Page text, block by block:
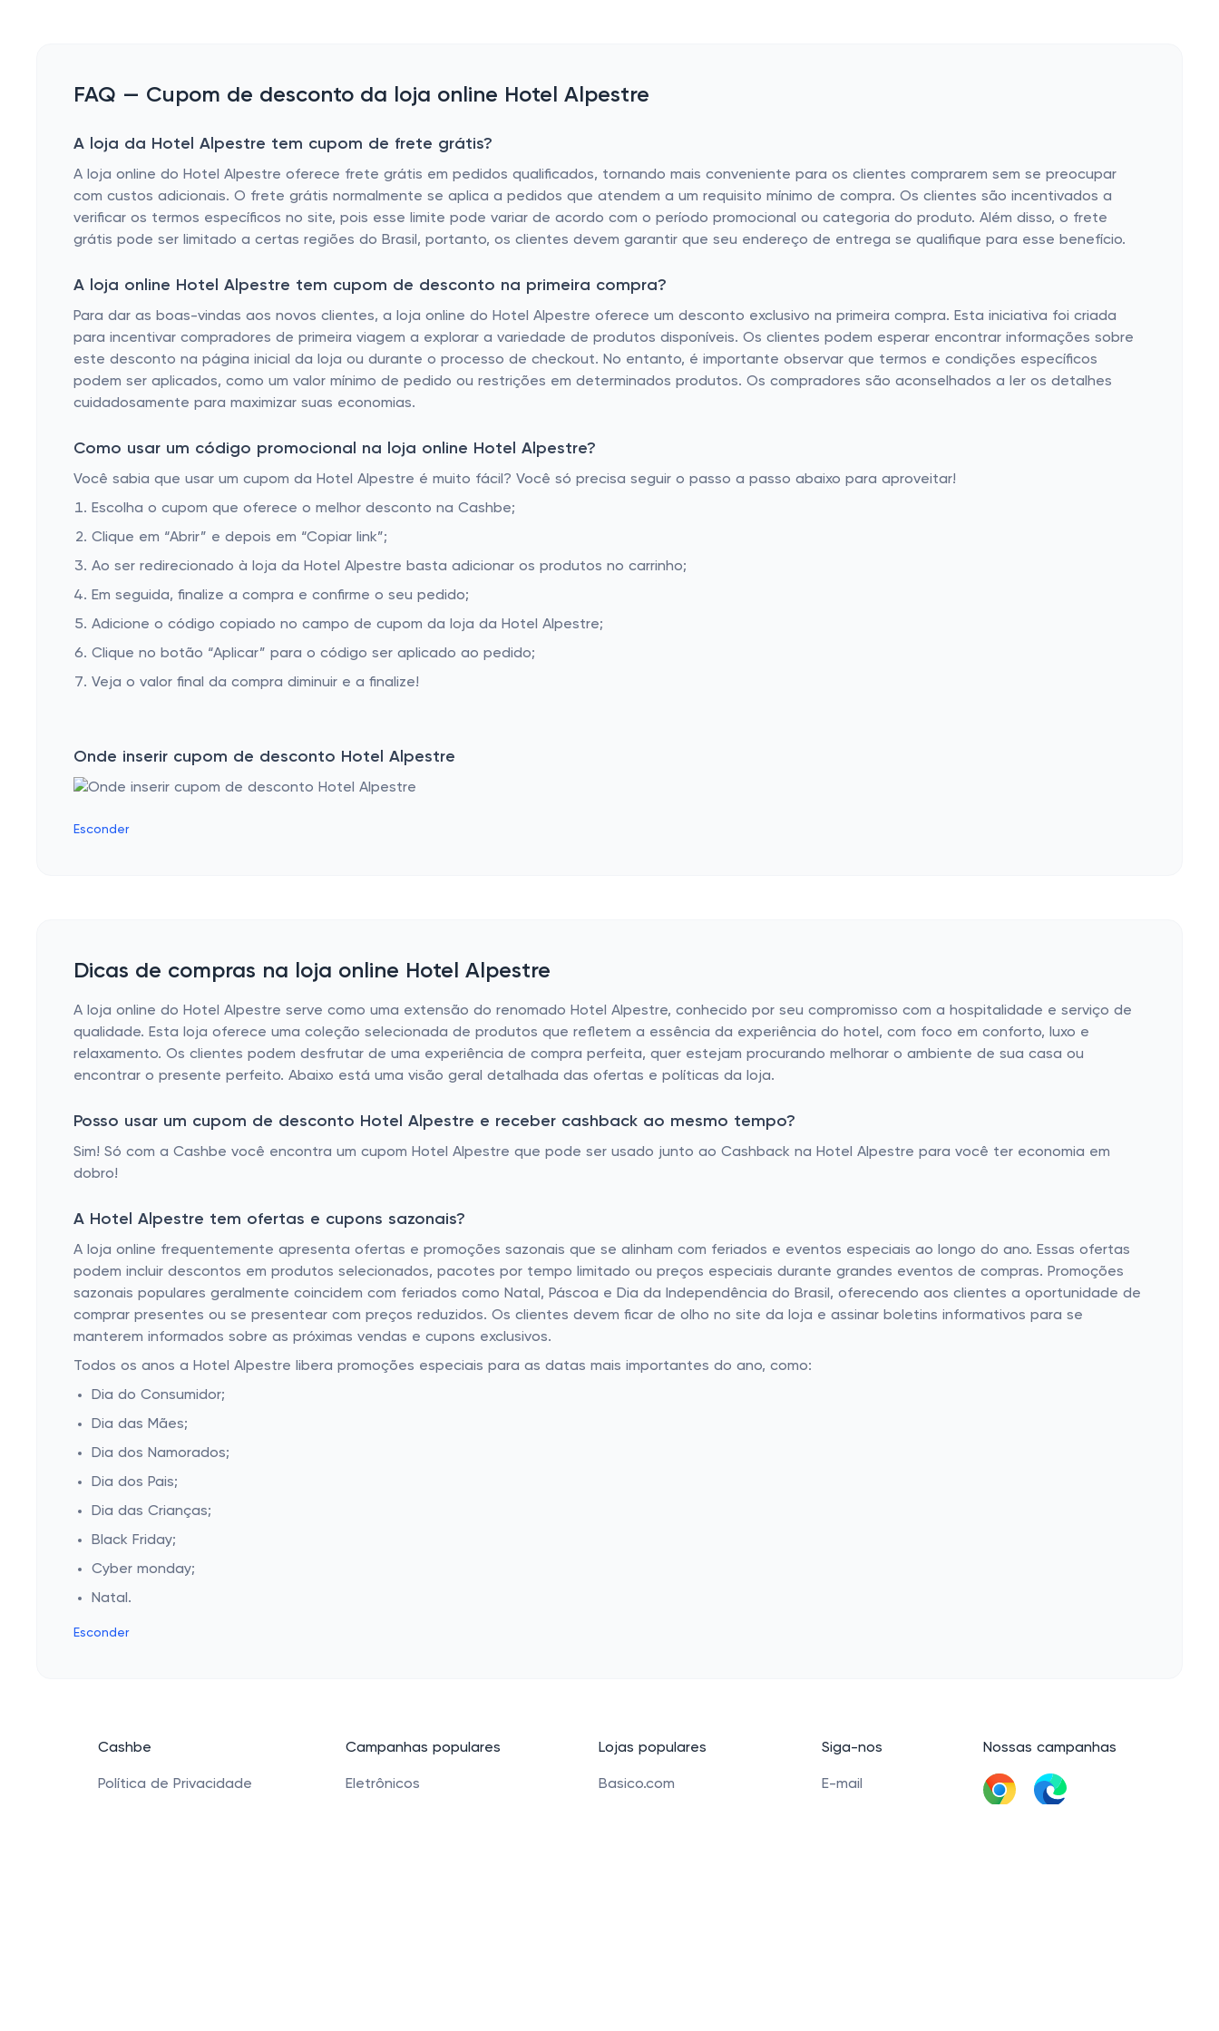
FAQ — Cupom de desconto da loja online Hotel Alpestre
A loja da Hotel Alpestre tem cupom de frete grátis?
A loja online do Hotel Alpestre oferece frete grátis em pedidos qualificados, tornando mais conveniente para os clientes comprarem sem se preocupar
com custos adicionais. O frete grátis normalmente se aplica a pedidos que atendem a um requisito mínimo de compra. Os clientes são incentivados a
verificar os termos específicos no site, pois esse limite pode variar de acordo com o período promocional ou categoria do produto. Além disso, o frete
grátis pode ser limitado a certas regiões do Brasil, portanto, os clientes devem garantir que seu endereço de entrega se qualifique para esse benefício.
A loja online Hotel Alpestre tem cupom de desconto na primeira compra?
Para dar as boas-vindas aos novos clientes, a loja online do Hotel Alpestre oferece um desconto exclusivo na primeira compra. Esta iniciativa foi criada
para incentivar compradores de primeira viagem a explorar a variedade de produtos disponíveis. Os clientes podem esperar encontrar informações sobre
este desconto na página inicial da loja ou durante o processo de checkout. No entanto, é importante observar que termos e condições específicos
podem ser aplicados, como um valor mínimo de pedido ou restrições em determinados produtos. Os compradores são aconselhados a ler os detalhes
cuidadosamente para maximizar suas economias.
Como usar um código promocional na loja online Hotel Alpestre?
Você sabia que usar um cupom da Hotel Alpestre é muito fácil? Você só precisa seguir o passo a passo abaixo para aproveitar!
Escolha o cupom que oferece o melhor desconto na Cashbe;
Clique em “Abrir” e depois em “Copiar link”;
Ao ser redirecionado à loja da Hotel Alpestre basta adicionar os produtos no carrinho;
Em seguida, finalize a compra e confirme o seu pedido;
Adicione o código copiado no campo de cupom da loja da Hotel Alpestre;
Clique no botão “Aplicar” para o código ser aplicado ao pedido;
Veja o valor final da compra diminuir e a finalize!
Onde inserir cupom de desconto Hotel Alpestre
Esconder
Dicas de compras na loja online Hotel Alpestre
A loja online do Hotel Alpestre serve como uma extensão do renomado Hotel Alpestre, conhecido por seu compromisso com a hospitalidade e serviço de
qualidade. Esta loja oferece uma coleção selecionada de produtos que refletem a essência da experiência do hotel, com foco em conforto, luxo e
relaxamento. Os clientes podem desfrutar de uma experiência de compra perfeita, quer estejam procurando melhorar o ambiente de sua casa ou
encontrar o presente perfeito. Abaixo está uma visão geral detalhada das ofertas e políticas da loja.
Posso usar um cupom de desconto Hotel Alpestre e receber cashback ao mesmo tempo?
Sim! Só com a Cashbe você encontra um cupom Hotel Alpestre que pode ser usado junto ao Cashback na Hotel Alpestre para você ter economia em
dobro!
A Hotel Alpestre tem ofertas e cupons sazonais?
A loja online frequentemente apresenta ofertas e promoções sazonais que se alinham com feriados e eventos especiais ao longo do ano. Essas ofertas
podem incluir descontos em produtos selecionados, pacotes por tempo limitado ou preços especiais durante grandes eventos de compras. Promoções
sazonais populares geralmente coincidem com feriados como Natal, Páscoa e Dia da Independência do Brasil, oferecendo aos clientes a oportunidade de
comprar presentes ou se presentear com preços reduzidos. Os clientes devem ficar de olho no site da loja e assinar boletins informativos para se
manterem informados sobre as próximas vendas e cupons exclusivos.
Todos os anos a Hotel Alpestre libera promoções especiais para as datas mais importantes do ano, como:
Dia do Consumidor;
Dia das Mães;
Dia dos Namorados;
Dia dos Pais;
Dia das Crianças;
Black Friday;
Cyber monday;
Natal.
Esconder
Cashbe
Política de Privacidade
Campanhas populares
Eletrônicos
Lojas populares
Basico.com
Siga-nos
E-mail
Nossas campanhas